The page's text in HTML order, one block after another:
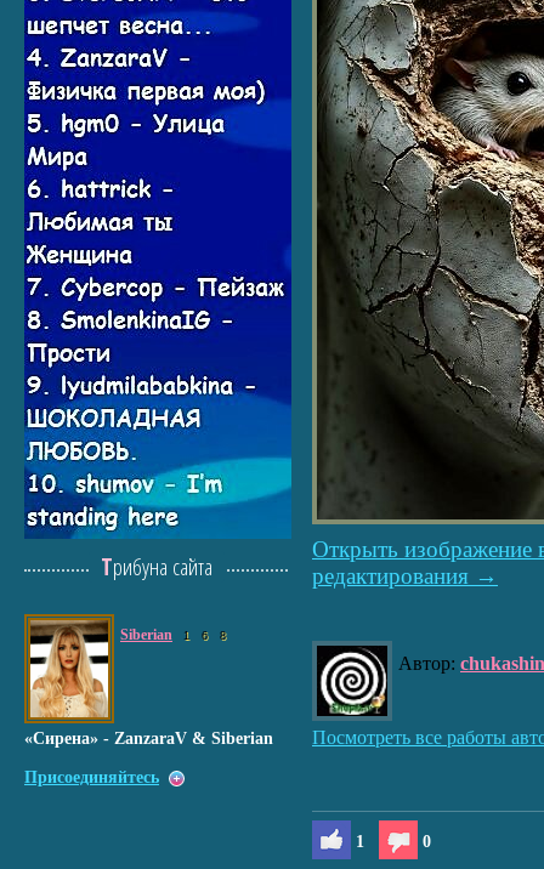
Открыть изображение
редактирования →
Автор: chukashin
Посмотреть все работы
1 0
Трибуна сайта
Siberian 1 6 8
«Сирена» - ZanzaraV & Siberian
Присоединяйтесь